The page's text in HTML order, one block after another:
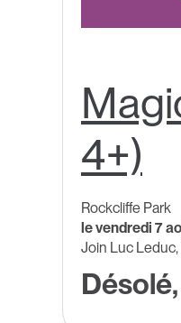
4+)
Rockcliffe Park
le vendredi 7
Join Luc